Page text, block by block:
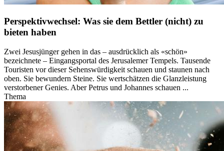
Perspektivwechsel: Was sie dem Bettler (nicht) zu
bieten haben
Zwei Jesusjünger gehen in das – ausdrücklich als «schön»
bezeichnete – Eingangsportal des Jerusalemer Tempels. Tausende
Touristen vor dieser Sehenswürdigkeit schauen und staunen nach
oben. Sie bewundern Steine. Sie wertschätzen die Glanzleistung
verstorbener Genies. Aber Petrus und Johannes schauen ...
Thema